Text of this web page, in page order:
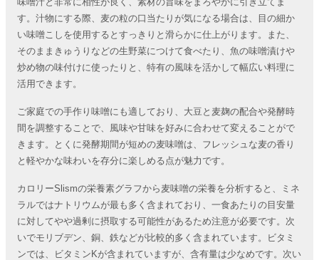
す。汁物にする際、麦の粒の口当たりが気になる場合は、目の細か
い味噌こしを使用するとすっきりと滑らかに仕上がります。また、
そのままきゅうりなどの生野菜につけて食べたり、魚の味噌漬けや
炒め物の味付けに使ったりと、特有の風味を活かして幅広い料理に
活用できます。
ご家庭での手作り味噌にも適しており、大豆と麦麹の配合や発酵時
間を調整することで、風味や甘味を好みに合わせて変えることがで
きます。とくに発酵期間が短めの麦味噌は、フレッシュな麦の香り
と軽やかな味わいを存分に楽しめる点が魅力です。
カロリーSlismの栄養素グラフから麦味噌の栄養を分析すると、ミネ
ラルではナトリウムが最も多く含まれており、一食あたりの目安量
に対してやや過剰に摂取する可能性があるため注意が必要です。次
いでモリブデン、銅、鉄などが比較的多く含まれています。ビタミ
ンでは、ビタミンKが含まれていますが、含有量は少なめです。次い